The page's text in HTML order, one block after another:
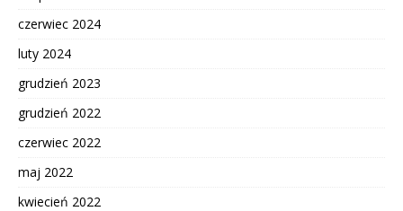
czerwiec 2024
luty 2024
grudzień 2023
grudzień 2022
czerwiec 2022
maj 2022
kwiecień 2022